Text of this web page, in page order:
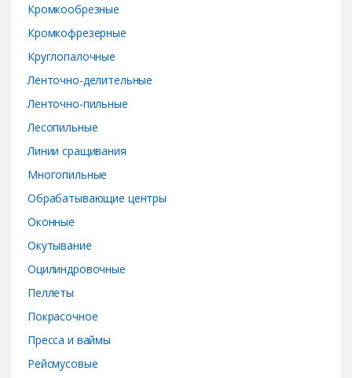
Кромкообрезные
Кромкофрезерные
Круглопалочные
Ленточно-делительные
Ленточно-пильные
Лесопильные
Линии сращивания
Многопильные
Обрабатывающие центры
Оконные
Окутывание
Оцилиндровочные
Пеллеты
Покрасочное
Пресса и ваймы
Рейсмусовые